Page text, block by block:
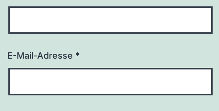
E-Mail-Adresse *